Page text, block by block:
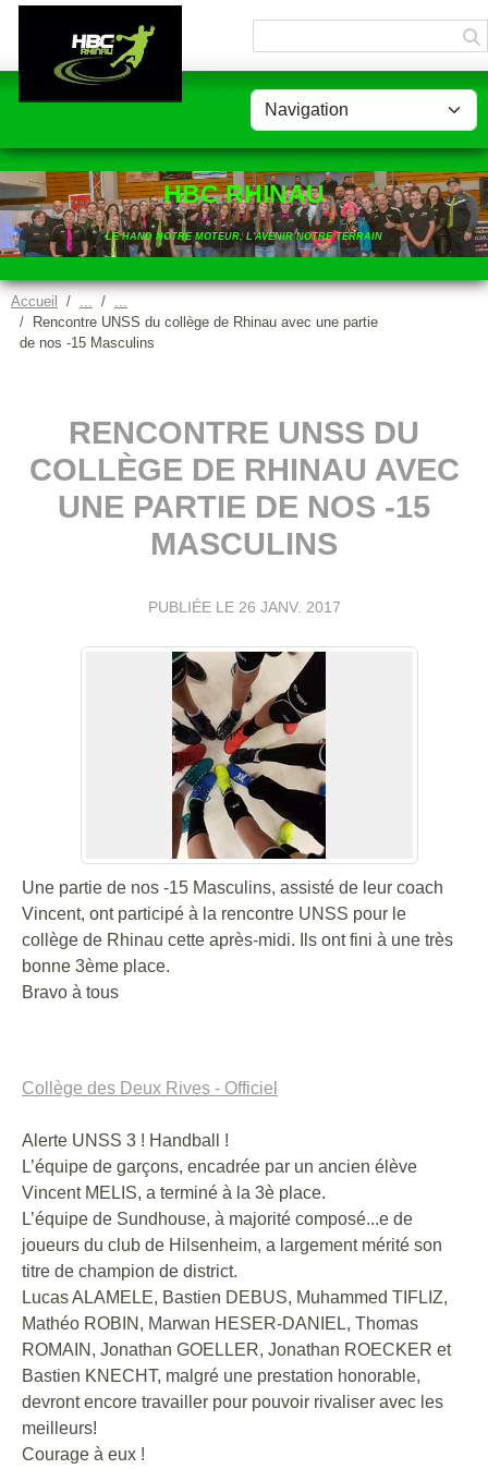
HBC RHINAU
LE HAND NOTRE MOTEUR, L'AVENIR NOTRE TERRAIN
Accueil
Rencontre UNSS du collège de Rhinau avec une partie
de nos -15 Masculins
RENCONTRE UNSS DU
COLLÈGE DE RHINAU AVEC
UNE PARTIE DE NOS -15
MASCULINS
PUBLIÉE LE 26 JANV. 2017
Une partie de nos -15 Masculins, assisté de leur coach
Vincent, ont participé à la rencontre UNSS pour le
collège de Rhinau cette après-midi. Ils ont fini à une très
bonne 3ème place.
Bravo à tous
Collège des Deux Rives - Officiel
Alerte UNSS 3 ! Handball !
L’équipe de garçons, encadrée par un ancien élève
Vincent MELIS, a terminé à la 3è place.
L’équipe de Sundhouse, à majorité composé...e de
joueurs du club de Hilsenheim, a largement mérité son
titre de champion de district.
Lucas ALAMELE, Bastien DEBUS, Muhammed TIFLIZ,
Mathéo ROBIN, Marwan HESER-DANIEL, Thomas
ROMAIN, Jonathan GOELLER, Jonathan ROECKER et
Bastien KNECHT, malgré une prestation honorable,
devront encore travailler pour pouvoir rivaliser avec les
meilleurs!
Courage à eux !